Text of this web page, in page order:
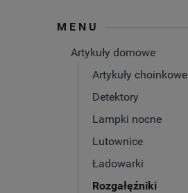
MENU
Artykuły domowe
Artykuły choinkowe
Detektory
Lampki nocne
Lutownice
Ładowarki
Rozgałęźniki